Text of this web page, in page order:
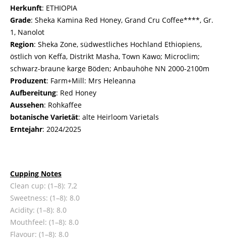
Herkunft: ETHIOPIA
Grade: Sheka Kamina Red Honey, Grand Cru Coffee****, Gr.
1, Nanolot
Region: Sheka Zone, südwestliches Hochland Ethiopiens,
östlich von Keffa, Distrikt Masha, Town Kawo; Microclim;
schwarz-braune karge Böden; Anbauhöhe NN 2000-2100m
Produzent: Farm+Mill: Mrs Heleanna
Aufbereitung: Red Honey
Aussehen: Rohkaffee
botanische Varietät: alte Heirloom Varietals
Erntejahr: 2024/2025
Cupping Notes
Clean cup: (1–8): 7,2
Sweetness: (1–8): 8.0
Acidity: (1–8): 8.0
Mouthfeel: (1–8): 8.0
Flavour: (1–8): 8.0